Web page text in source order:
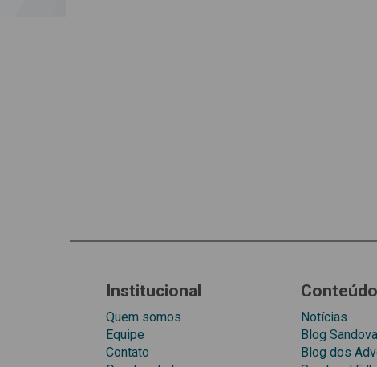
Institucional
Quem somos
Equipe
Contato
Conteúdo
Notícias
Blog
Blog dos